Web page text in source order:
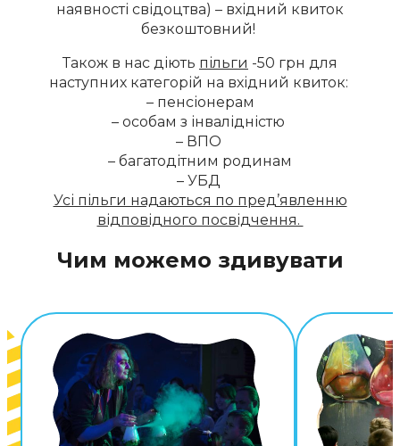
наявності свідоцтва) – вхідний квиток
безкоштовний!
Також в нас діють пільги -50 грн для
наступних категорій на вхідний квиток:
– пенсіонерам
– особам з інвалідністю
– ВПО
– багатодітним родинам
– УБД
Усі пільги надаються по пред’явленню
відповідного посвідчення.
Чим можемо здивувати